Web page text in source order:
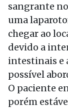
sangrante
uma
chegar ao
devido a
intestinais e
possível
O paciente
porém